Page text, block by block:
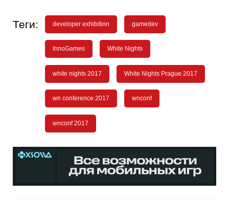
Теги: developer exhibition gamedev
InnoGames White Nights
white nights 2017 White Nights Prague 2017
wn conference 2017 wnconf
wnconf 2017